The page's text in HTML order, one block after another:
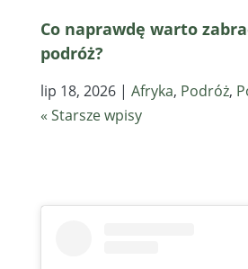
Co naprawdę warto
podróż?
lip 18, 2026| Afryka, Podróż,
« Starsze wpisy